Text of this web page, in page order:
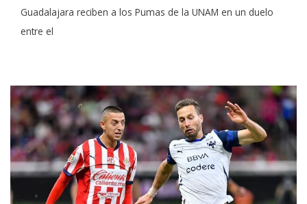
Guadalajara reciben a los Pumas de la UNAM en un duelo
entre el